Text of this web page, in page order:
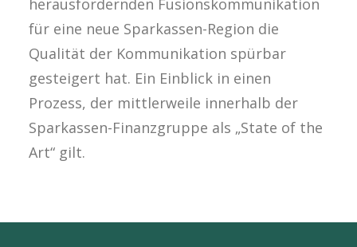
herausfordernden Fusionskommunikation
für eine neue Sparkassen-Region die
Qualität der Kommunikation spürbar
gesteigert hat. Ein Einblick in einen
Prozess, der mittlerweile innerhalb der
Sparkassen-Finanzgruppe als „State of the
Art“ gilt.